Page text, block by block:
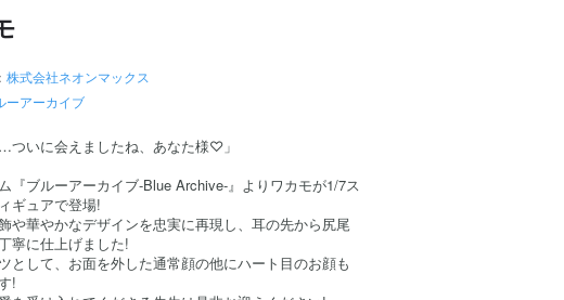
株式会社ネオンマックス
ーアーカイブ
ついに会えましたね、あなた様♡」
『ブルーアーカイブ-Blue Archive-』よりワカモが1/7ス
ギュアで登場!
や華やかなデザインを忠実に再現し、耳の先から尻尾
寧に仕上げました!
として、お面を外した通常顔の他にハート目のお顔も
!